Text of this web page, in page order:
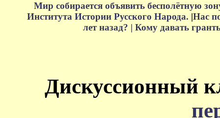
Мир собирается объявить бесполётную
Института Истории Русского Народа. |Нас
лет назад? | Кому давать
Дискуссионный